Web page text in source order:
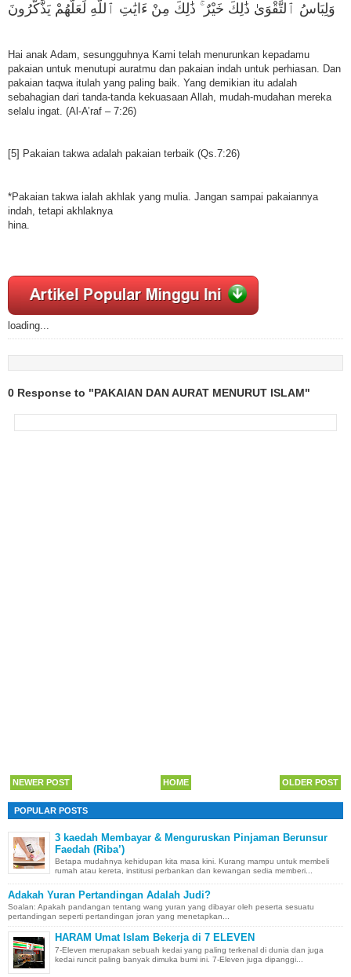
ﻭَﻟِﺒَﺎﺱُ ٱﻟﺘَّﻘْﻮَﻯٰ ﺫَٰﻟِﻚَ ﺧَﻴْﺮٌ ۚ ﺫَٰﻟِﻚَ ﻣِﻦْ ءَاﻳَٰﺖِ ٱﻟﻠَّﻪِ ﻟَﻌَﻠَّﻬُﻢْ ﻳَﺬَّﻛَّﺮُﻭﻥَ
Hai anak Adam, sesungguhnya Kami telah menurunkan kepadamu
pakaian untuk menutupi auratmu dan pakaian indah untuk perhiasan. Dan
pakaian taqwa itulah yang paling baik. Yang demikian itu adalah
sebahagian dari tanda-tanda kekuasaan Allah, mudah-mudahan mereka
selalu ingat. (Al-A’raf – 7:26)
[5] Pakaian takwa adalah pakaian terbaik (Qs.7:26)
*Pakaian takwa ialah akhlak yang mulia. Jangan sampai pakaiannya
indah, tetapi akhlaknya
hina.
loading...
0 Response to "PAKAIAN DAN AURAT MENURUT ISLAM"
NEWER POST OLDER POST
HOME
POPULAR POSTS
3 kaedah Membayar & Menguruskan Pinjaman Berunsur
Faedah (Riba’)
Betapa mudahnya kehidupan kita masa kini. Kurang mampu untuk membeli
rumah atau kereta, institusi perbankan dan kewangan sedia memberi...
Adakah Yuran Pertandingan Adalah Judi?
Soalan: Apakah pandangan tentang wang yuran yang dibayar oleh peserta sesuatu
pertandingan seperti pertandingan joran yang menetapkan...
HARAM Umat Islam Bekerja di 7 ELEVEN
7-Eleven merupakan sebuah kedai yang paling terkenal di dunia dan juga
kedai runcit paling banyak dimuka bumi ini. 7-Eleven juga dipanggi...